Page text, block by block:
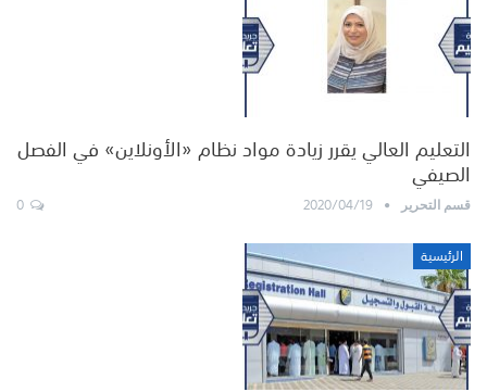
التعليم العالي يقرر زيادة مواد نظام «الأونلاين» في الفصل
الصيفي
قسم التحرير 2020/04/19
الرئيسية